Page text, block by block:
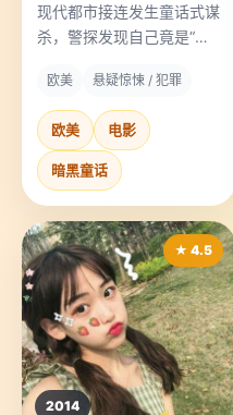
现代都市接连发生童话式谋
杀，警探发现自己竟是“格
欧美 悬疑惊悚 / 犯罪
欧美 电影
暗黑童话
★ 4.5
2014